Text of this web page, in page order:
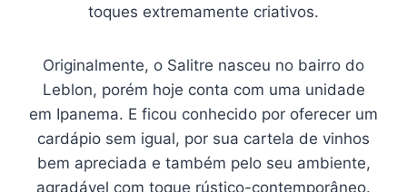
toques extremamente criativos.
Originalmente, o Salitre nasceu no bairro do
Leblon, porém hoje conta com uma unidade
em Ipanema. E ficou conhecido por oferecer um
cardápio sem igual, por sua cartela de vinhos
bem apreciada e também pelo seu ambiente,
agradável com toque rústico-contemporâneo.